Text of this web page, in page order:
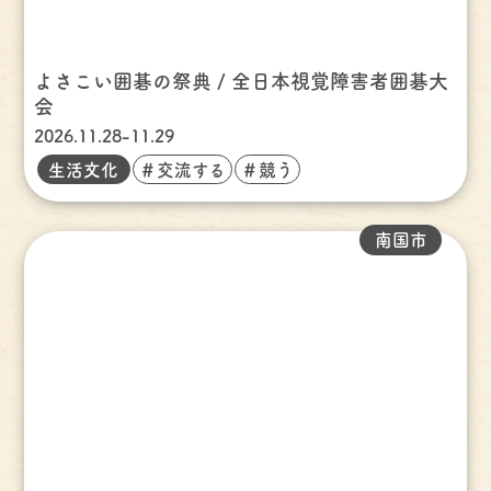
よさこい囲碁の祭典 / 全日本視覚障害者囲碁大
会
2026.11.28-11.29
生活文化
＃交流する ＃競う
南国市